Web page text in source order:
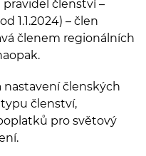
pravidel členství –
1.1.2024) – člen
členem regionálních
nastavení členských
typu členství,
pro světový